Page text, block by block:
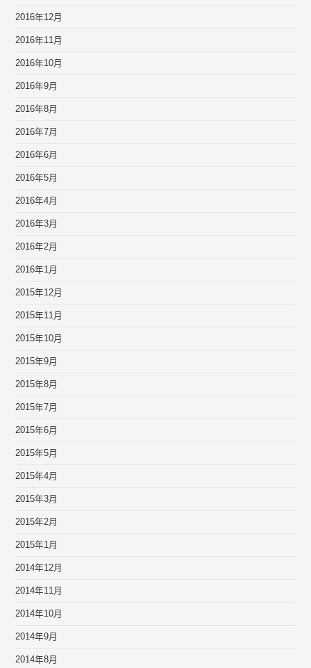
2016年12月
2016年11月
2016年10月
2016年9月
2016年8月
2016年7月
2016年6月
2016年5月
2016年4月
2016年3月
2016年2月
2016年1月
2015年12月
2015年11月
2015年10月
2015年9月
2015年8月
2015年7月
2015年6月
2015年5月
2015年4月
2015年3月
2015年2月
2015年1月
2014年12月
2014年11月
2014年10月
2014年9月
2014年8月